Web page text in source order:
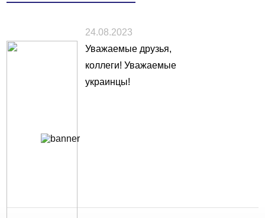
24.08.2023
Уважаемые друзья,
коллеги! Уважаемые
украинцы!